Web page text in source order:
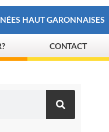
HAUT GARONNAISES
CONTACT